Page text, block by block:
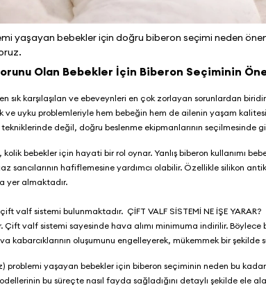
yaşayan bebekler için doğru biberon seçimi neden
Olan Bebekler İçin Biberon Seçiminin
sık karşılaşılan ve ebeveynleri en çok zorlayan sorunlardan
ve uyku problemleriyle hem bebeğin hem de ailenin yaşam
değil, doğru beslenme ekipmanlarının seçilmesinde
bebekler için hayati bir rol oynar. Yanlış biberon kullanımı
sancılarının hafiflemesine yardımcı olabilir. Özellikle silikon
yer almaktadır.
valf sistemi bulunmaktadır. ÇİFT VALF SİSTEMİ NE İŞE
Çift valf sistemi sayesinde hava alımı minimuma indirilir.
oluşumunu engelleyerek, mükemmek bir şekilde
problemi yaşayan bebekler için biberon seçiminin neden bu
bu süreçte nasıl fayda sağladığını detaylı şekilde ele